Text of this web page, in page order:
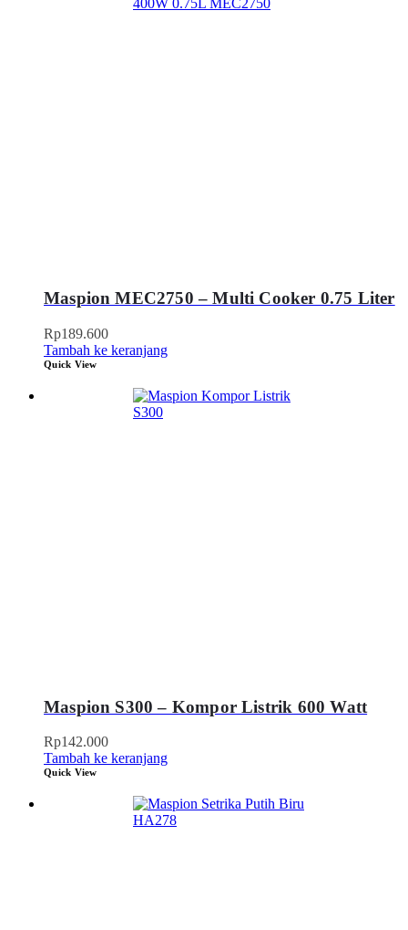
Maspion MEC2750 – Multi Cooker 0.75 Liter
Rp189.600
Tambah ke keranjang
Quick View
Maspion S300 – Kompor Listrik 600 Watt
Rp142.000
Tambah ke keranjang
Quick View